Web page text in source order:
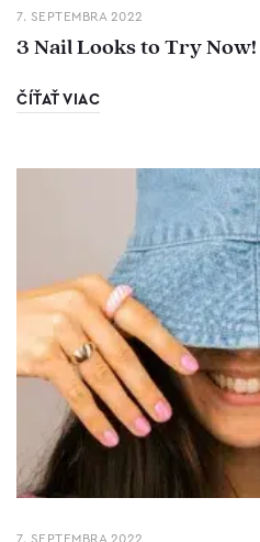
7. SEPTEMBRA 2022
3 Nail Looks to Try Now!
ČÍŤAŤ VIAC
7. SEPTEMBRA 2022